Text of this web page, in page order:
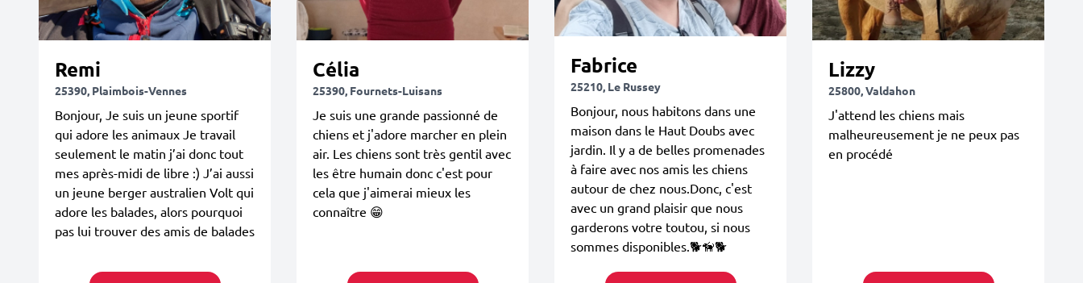
Remi
25390, Plaimbois-Vennes
Bonjour, Je suis un jeune sportif
qui adore les animaux Je travail
seulement le matin j’ai donc tout
mes après-midi de libre :) J’ai aussi
un jeune berger australien Volt qui
adore les balades, alors pourquoi
pas lui trouver des amis de balades
Célia
25390, Fournets-Luisans
Je suis une grande passionné de
chiens et j'adore marcher en plein
air. Les chiens sont très gentil avec
les être humain donc c'est pour
cela que j'aimerai mieux les
connaître 😁
Fabrice
25210, Le Russey
Bonjour, nous habitons dans une
maison dans le Haut Doubs avec
jardin. Il y a de belles promenades
à faire avec nos amis les chiens
autour de chez nous.Donc, c'est
avec un grand plaisir que nous
garderons votre toutou, si nous
sommes disponibles.🐕🦮🐕‍
Lizzy
25800, Valdahon
J'attend les chiens mais
malheureusement je ne peux pas
en procédé